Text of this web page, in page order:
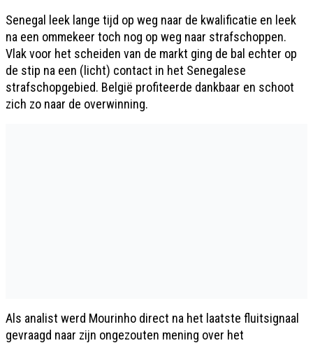
Senegal leek lange tijd op weg naar de kwalificatie en leek
na een ommekeer toch nog op weg naar strafschoppen.
Vlak voor het scheiden van de markt ging de bal echter op
de stip na een (licht) contact in het Senegalese
strafschopgebied. België profiteerde dankbaar en schoot
zich zo naar de overwinning.
Als analist werd Mourinho direct na het laatste fluitsignaal
gevraagd naar zijn ongezouten mening over het